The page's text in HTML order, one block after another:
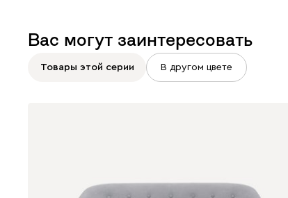
Вас могут заинтересовать
Товары этой серии В другом цвете